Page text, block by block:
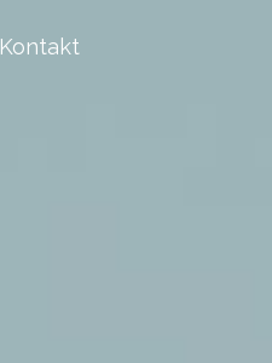
Kontakt